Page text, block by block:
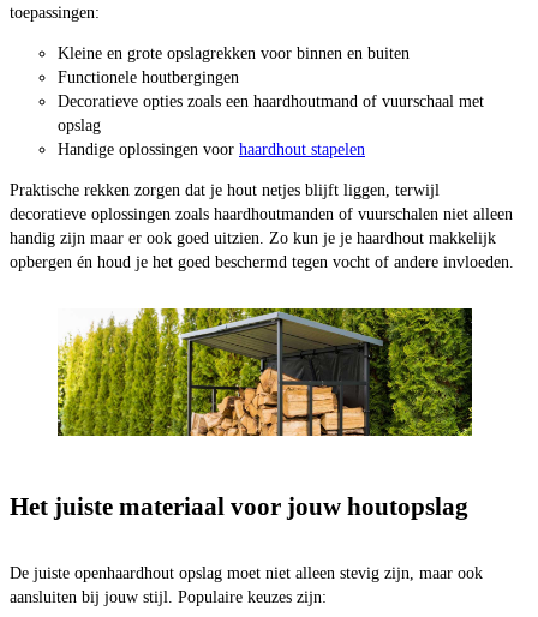
toepassingen:
Kleine en grote opslagrekken voor binnen en buiten
Functionele houtbergingen
Decoratieve opties zoals een haardhoutmand of vuurschaal met
opslag
Handige oplossingen voor haardhout stapelen
Praktische rekken zorgen dat je hout netjes blijft liggen, terwijl
decoratieve oplossingen zoals haardhoutmanden of vuurschalen niet alleen
handig zijn maar er ook goed uitzien. Zo kun je je haardhout makkelijk
opbergen én houd je het goed beschermd tegen vocht of andere invloeden.
Het juiste materiaal voor jouw houtopslag
De juiste openhaardhout opslag moet niet alleen stevig zijn, maar ook
aansluiten bij jouw stijl. Populaire keuzes zijn: